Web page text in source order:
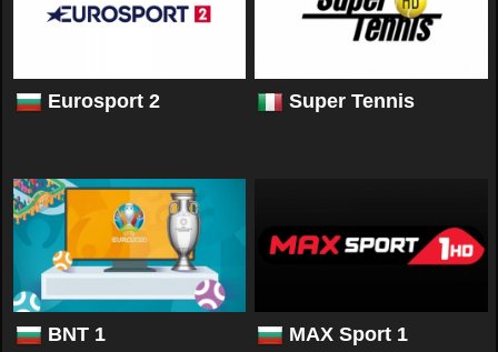
Eurosport 2 Super Tennis
BNT 1 MAX Sport 1